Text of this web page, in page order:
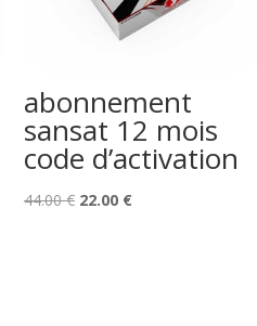
abonnement
sansat 12 mois
code d’activation
44.00€ Le
22.00 €Le